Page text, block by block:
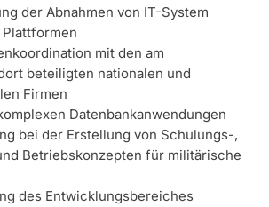
der Abnahmen von IT-System
mit den am
beteiligten nationalen und
Firmen
Datenbankanwendungen
bei der Erstellung von Schulungs-,
Betriebskonzepten für militärische
des Entwicklungsbereiches